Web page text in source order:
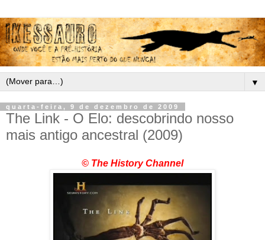
▼
quarta-feira, 9 de dezembro de 2009
The Link - O Elo: descobrindo nosso
mais antigo ancestral (2009)
© The History Channel